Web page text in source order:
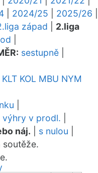
2024/25 2025/26
západ
2.liga
sestupně
KLT KOL MBU NYM
výhry v prodl.
náj. s nulou